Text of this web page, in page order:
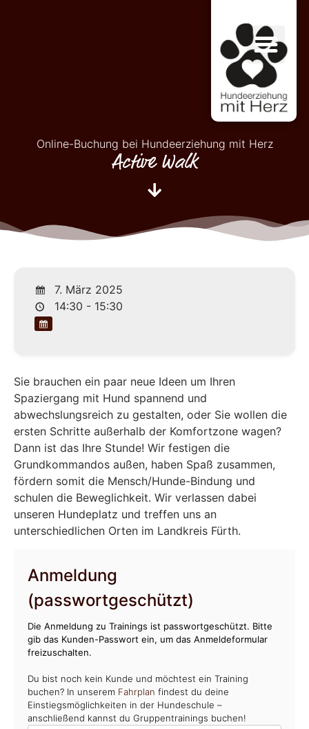
Online-Buchung bei Hundeerziehung mit Herz
Active Walk
7. März 2025
14:30 - 15:30
Sie brauchen ein paar neue Ideen um Ihren
Spaziergang mit Hund spannend und
abwechslungsreich zu gestalten, oder Sie wollen die
ersten Schritte außerhalb der Komfortzone wagen?
Dann ist das Ihre Stunde! Wir festigen die
Grundkommandos außen, haben Spaß zusammen,
fördern somit die Mensch/Hunde-Bindung und
schulen die Beweglichkeit. Wir verlassen dabei
unseren Hundeplatz und treffen uns an
unterschiedlichen Orten im Landkreis Fürth.
Anmeldung
(passwortgeschützt)
Die Anmeldung zu Trainings ist passwortgeschützt. Bitte
gib das Kunden-Passwort ein, um das Anmeldeformular
freizuschalten.
Du bist noch kein Kunde und möchtest ein Training
buchen? In unserem Fahrplan findest du deine
Einstiegsmöglichkeiten in der Hundeschule –
anschließend kannst du Gruppentrainings buchen!